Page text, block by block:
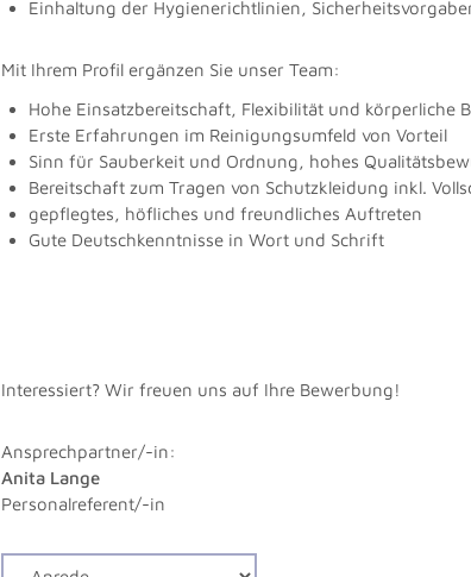
Einhaltung der Hygienerichtlinien,
Mit Ihrem Profil ergänzen Sie unser Team:
Hohe Einsatzbereitschaft, Flexibilität und körperliche
Erste Erfahrungen im Reinigungsumfeld von Vorteil
Sinn für Sauberkeit und Ordnung, hohes
Bereitschaft zum Tragen von Schutzkleidung inkl.
gepflegtes, höfliches und freundliches Auftreten
Gute Deutschkenntnisse in Wort und Schrift
Interessiert? Wir freuen uns auf Ihre Bewerbung!
Ansprechpartner/-in:
Anita Lange
Personalreferent/-in